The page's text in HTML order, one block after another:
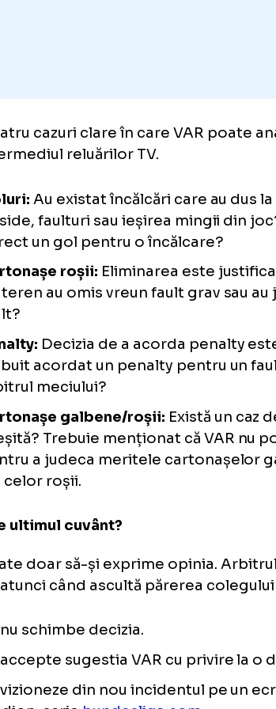
patru cazuri clare în care VAR
intermediul reluărilor TV.
Goluri:Au existat încălcări care
offside, faulturi sau ieșirea
corect un gol pentru o încălcare?
pe teren au omis vreun fault
fault?
Penalty:Decizia de a acorda
arbitrul meciului?
Cartonașe galbene/roșii:Există
greșită? Trebuie menționat că